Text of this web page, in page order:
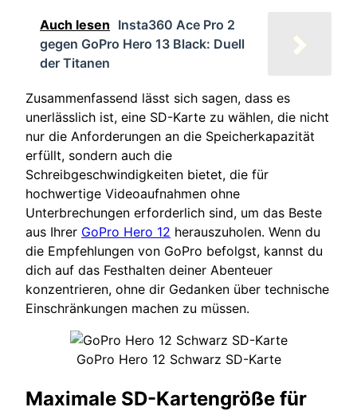
Auch lesen Insta360 Ace Pro 2
gegen GoPro Hero 13 Black: Duell
der Titanen
Zusammenfassend lässt sich sagen, dass es
unerlässlich ist, eine SD-Karte zu wählen, die nicht
nur die Anforderungen an die Speicherkapazität
erfüllt, sondern auch die
Schreibgeschwindigkeiten bietet, die für
hochwertige Videoaufnahmen ohne
Unterbrechungen erforderlich sind, um das Beste
aus Ihrer GoPro Hero 12 herauszuholen. Wenn du
die Empfehlungen von GoPro befolgst, kannst du
dich auf das Festhalten deiner Abenteuer
konzentrieren, ohne dir Gedanken über technische
Einschränkungen machen zu müssen.
GoPro Hero 12 Schwarz SD-Karte
Maximale SD-Kartengröße für